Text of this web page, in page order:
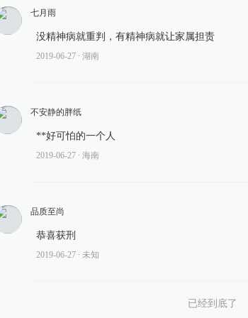
七月雨
没精神病就重判，有精神病就让家属担责
2019-06-27 ∙ 湖南
不安静的胖纸
**好可怕的一个人
2019-06-27 ∙ 海南
品质至尚
恭喜获刑
2019-06-27 ∙ 未知
已经到底了